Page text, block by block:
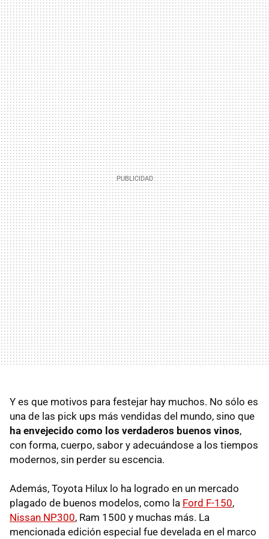
Y es que motivos para festejar hay muchos. No sólo es
una de las pick ups más vendidas del mundo, sino que
ha envejecido como los verdaderos buenos vinos,
con forma, cuerpo, sabor y adecuándose a los tiempos
modernos, sin perder su escencia.
Además, Toyota Hilux lo ha logrado en un mercado
plagado de buenos modelos, como la Ford F-150,
Nissan NP300, Ram 1500 y muchas más. La
mencionada edición especial fue develada en el marco